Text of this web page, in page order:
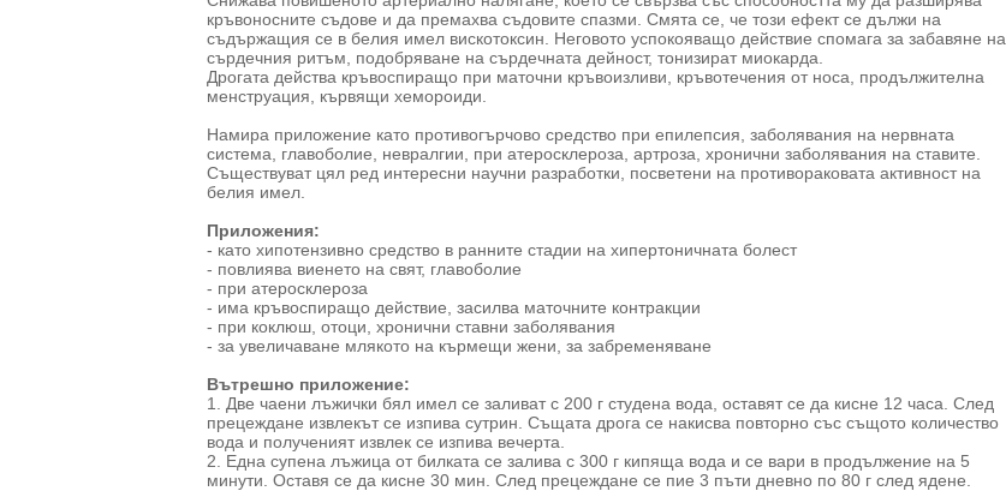
кръвоносните съдове и да премахва съдовите спазми. Смята се, че този ефект се дължи на
съдържащия се в белия имел вискотоксин. Неговото успокояващо действие спомага за забавяне на
сърдечния ритъм, подобряване на сърдечната дейност, тонизират миокарда.
Дрогата действа кръвоспиращо при маточни кръвоизливи, кръвотечения от носа, продължителна
менструация, кървящи хемороиди.
Намира приложение като противогърчово средство при епилепсия, заболявания на нервната
система, главоболие, невралгии, при атеросклероза, артроза, хронични заболявания на ставите.
Съществуват цял ред интересни научни разработки, посветени на противораковата активност на
белия имел.
Приложения:
- като хипотензивно средство в ранните стадии на хипертоничната болест
- повлиява виенето на свят, главоболие
- при атеросклероза
- има кръвоспиращо действие, засилва маточните контракции
- при коклюш, отоци, хронични ставни заболявания
- за увеличаване млякото на кърмещи жени, за забременяване
Вътрешно приложение:
1. Две чаени лъжички бял имел се заливат с 200 г студена вода, оставят се да кисне 12 часа. След
прецеждане извлекът се изпива сутрин. Същата дрога се накисва повторно със същото количество
вода и полученият извлек се изпива вечерта.
2. Една супена лъжица от билката се залива с 300 г кипяща вода и се вари в продължение на 5
минути. Оставя се да кисне 30 мин. След прецеждане се пие 3 пъти дневно по 80 г след ядене.